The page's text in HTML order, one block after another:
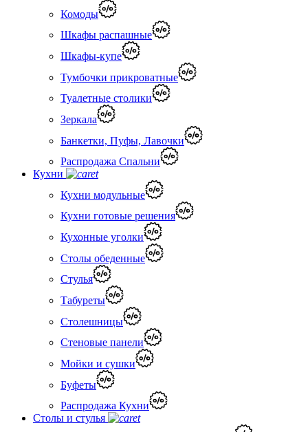
Комоды
Шкафы распашные
Шкафы-купе
Тумбочки прикроватные
Туалетные столики
Зеркала
Банкетки, Пуфы, Лавочки
Распродажа Спальни
Кухни
Кухни модульные
Кухни готовые решения
Кухонные уголки
Столы обеденные
Стулья
Табуреты
Столешницы
Стеновые панели
Мойки и сушки
Буфеты
Распродажа Кухни
Столы и стулья